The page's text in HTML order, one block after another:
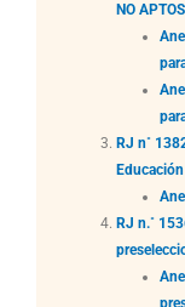
NO
RJ n˚
RJ n.˚